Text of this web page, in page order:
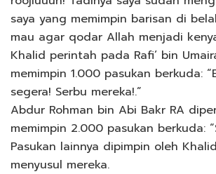
saya yang memimpin barisan di
mau agar qodar Allah menjadi
Khalid perintah pada Rafi’ bin
memimpin 1.000 pasukan berkuda:
segera! Serbu mereka!.”
Abdur Rohman bin Abi Bakr RA
memimpin 2.000 pasukan berkuda:
Pasukan lainnya dipimpin oleh
menyusul mereka.